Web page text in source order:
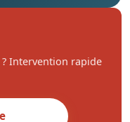
Intervention rapide